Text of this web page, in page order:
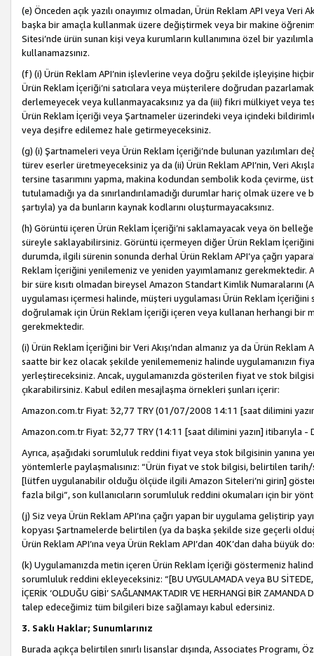
(e) Önceden açık yazılı onayımız olmadan, Ürün Reklam API veya
başka bir amaçla kullanmak üzere değiştirmek veya bir makine
Sitesi’nde ürün sunan kişi veya kurumların kullanımına özel bir
kullanamazsınız.
(f) (i) Ürün Reklam API’nin işlevlerine veya doğru şekilde işleyişine
Ürün Reklam İçeriği’ni satıcılara veya müşterilere doğrudan
derlemeyecek veya kullanmayacaksınız ya da (iii) fikri mülkiyet veya
Ürün Reklam İçeriği veya Şartnameler üzerindeki veya içindeki
veya deşifre edilemez hale getirmeyeceksiniz.
(g) (i) Şartnameleri veya Ürün Reklam İçeriği’nde bulunan
türev eserler üretmeyeceksiniz ya da (ii) Ürün Reklam API’nin, Veri
tersine tasarımını yapma, makina kodundan sembolik koda çevirme,
tutulamadığı ya da sınırlandırılamadığı durumlar hariç olmak üzere
şartıyla) ya da bunların kaynak kodlarını oluşturmayacaksınız.
(h) Görüntü içeren Ürün Reklam İçeriği’ni saklamayacak veya ön
süreyle saklayabilirsiniz. Görüntü içermeyen diğer Ürün Reklam
durumda, ilgili sürenin sonunda derhal Ürün Reklam API’ya çağrı
Reklam İçeriğini yenilemeniz ve yeniden yayımlamanız gerekmektedir.
bir süre kısıtı olmadan bireysel Amazon Standart Kimlik Numaralarını
uygulaması içermesi halinde, müşteri uygulaması Ürün Reklam
doğrulamak için Ürün Reklam İçeriği içeren veya kullanan herhangi bir
gerekmektedir.
(i) Ürün Reklam İçeriğini bir Veri Akışı’ndan almanız ya da Ürün
saatte bir kez olacak şekilde yenilememeniz halinde uygulamanızın
yerleştireceksiniz. Ancak, uygulamanızda gösterilen fiyat ve stok
çıkarabilirsiniz. Kabul edilen mesajlaşma örnekleri şunları içerir:
Amazon.com.tr Fiyat: 32,77 TRY (01/07/2008 14:11 [saat dilimini
Amazon.com.tr Fiyat: 32,77 TRY (14:11 [saat dilimini yazın] itibarıyla -
Ayrıca, aşağıdaki sorumluluk reddini fiyat veya stok bilgisinin yanına
yöntemlerle paylaşmalısınız: “Ürün fiyat ve stok bilgisi, belirtilen
[lütfen uygulanabilir olduğu ölçüde ilgili Amazon Siteleri’ni girin]
fazla bilgi”, son kullanıcıların sorumluluk reddini okumaları için bir
(j) Siz veya Ürün Reklam API’ına çağrı yapan bir uygulama geliştirip
kopyası Şartnamelerde belirtilen (ya da başka şekilde size geçerli
Ürün Reklam API’ına veya Ürün Reklam API’dan 40K’dan daha büyük
(k) Uygulamanızda metin içeren Ürün Reklam İçeriği göstermeniz
sorumluluk reddini ekleyeceksiniz: “[BU UYGULAMADA veya BU SİTEDE,
İÇERİK ‘OLDUĞU GİBİ’ SAĞLANMAKTADIR VE HERHANGİ BİR
talep edeceğimiz tüm bilgileri bize sağlamayı kabul edersiniz.
3. Saklı Haklar; Sunumlarınız
Burada açıkça belirtilen sınırlı lisanslar dışında, Associates Programı,